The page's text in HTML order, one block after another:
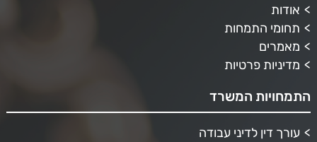
אודות
תחומי התמחות
מאמרים
מדיניות פרטיות
התמחויות המשרד
עורך דין לדיני עבודה